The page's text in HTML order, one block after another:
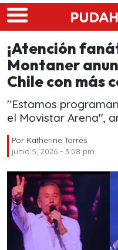
Skip to main content
¡Atención
Montaner
Chile con más
"Estamos
el Movistar Arena",
Por Katherine Torres
junio 5, 2026 - 3:08 pm